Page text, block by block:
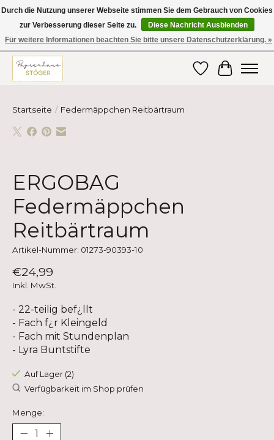
Hier finden Sie hochwertige Produkte im Bereich Schule, Büro, Papier,
Schreiben und vieles mehr! Erhalten Sie Ihre Bestellung bequem nach
Hause oder ins Büro geliefert!
Wunschzettel
Ihr
Startseite / Federmäppchen Reitbärtraum
ERGOBAG
Federmäppchen
Reitbärtraum
Artikel-Nummer: 01273-90393-10
€24,99
Inkl. MwSt.
- 22-teilig bef¿llt
- Fach f¿r Kleingeld
- Fach mit Stundenplan
- Lyra Buntstifte
Auf Lager (2)
Verfügbarkeit im Shop prüfen
Menge:
Durch die Nutzung unserer Webseite stimmen Sie dem Gebrauch von Cookies
zur Verbesserung dieser Seite zu.
Diese Nachricht Ausblenden
Für weitere Informationen beachten Sie bitte unsere Datenschutzerklärung. »